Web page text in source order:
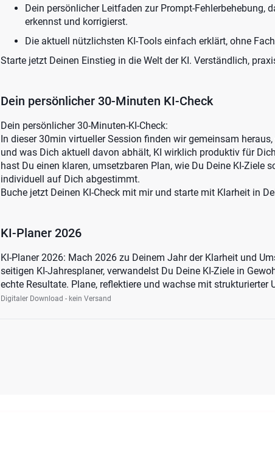
Dein persönlicher Leitfaden zur Prompt-Fehlerbehebung,
erkennst und korrigierst.
Die aktuell nützlichsten KI-Tools einfach erklärt, ohne
Starte jetzt Deinen Einstieg in die Welt der KI. Verständlich,
Dein persönlicher 30-Minuten KI-Check
Dein persönlicher 30-Minuten-KI-Check:
In dieser 30min virtueller Session finden wir gemeinsam
und was Dich aktuell davon abhält, KI wirklich produktiv für
hast Du einen klaren, umsetzbaren Plan, wie Du Deine KI-Ziele
individuell auf Dich abgestimmt.
Buche jetzt Deinen KI-Check mit mir und starte mit Klarheit in
KI-Planer 2026
KI-Planer 2026: Mach 2026 zu Deinem Jahr der Klarheit und
seitigen KI-Jahresplaner, verwandelst Du Deine KI-Ziele in
echte Resultate. Plane, reflektiere und wachse mit strukturierter
Digitaler Download - kein Versand